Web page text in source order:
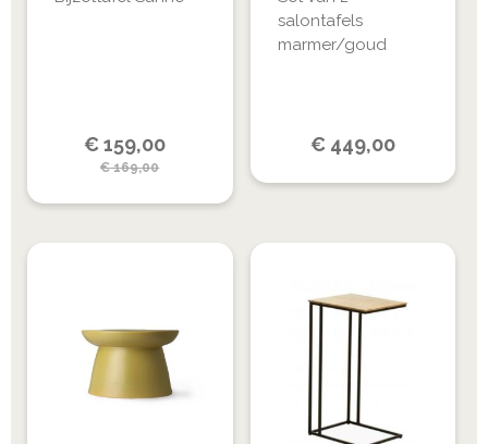
Special
Price
€ 159,00
€169,00
salontafels
marmer/goud
€ 449,00